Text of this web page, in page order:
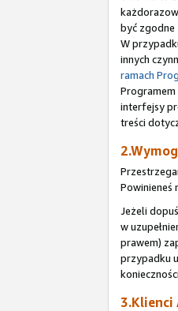
być zgodne
W
innych
ramach
Programem
interfejsy
treści
Powinieneś
Jeżeli
w
prawem)
przypadku
3.Klienci